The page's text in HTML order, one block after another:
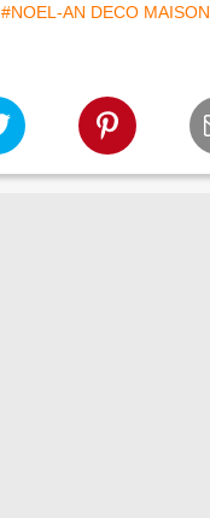
#NOEL-AN DECO MAISON